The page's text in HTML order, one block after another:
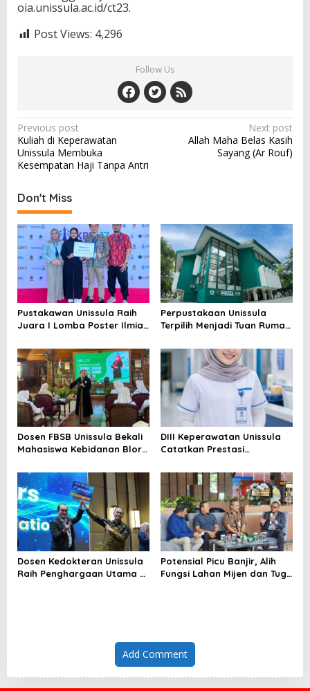
oia.unissula.ac.id/ct23.
Post Views: 4,296
Follow Us
Post
navigation
Previous post
Kuliah di Keperawatan
Unissula Membuka
Kesempatan Haji Tanpa Antri
Next post
Allah Maha Belas Kasih
Sayang (Ar Rouf)
Don't Miss
Pustakawan Unissula Raih
Juara I Lomba Poster Ilmiah
Perpustakaan Unissula
Terpilih Menjadi Tuan Rumah
Dosen FBSB Unissula Bekali
Mahasiswa Kebidanan Blora
Public Speaking
DIII Keperawatan Unissula
Catatkan Prestasi
Mahasiswanya Lulus Uji
Kompetensi Nasional
Dosen Kedokteran Unissula
Raih Penghargaan Utama di
Potensial Picu Banjir, Alih
Fungsi Lahan Mijen dan Tugu
Add Comment